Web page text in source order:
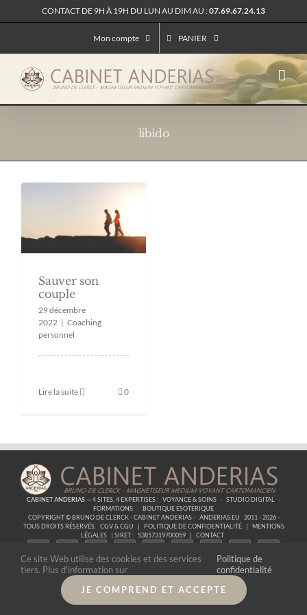
au
CONTACT DE 9H À 19H DU LUN AU DIM AU :07.69.67.24.13
Mon compte PANIER
libido
Sauver son
couple
29 décembre
2022 | Coaching
personnel
Lire la suite 0
CABINET ANDERIAS— 4 SITES, 4 EXPERTISES : VOYANCE & SOINS · STUDIO DIGITAL
·
FORMATIONS · BOUTIQUE ÉSOTÉRIQUE
COPYRIGHT © BRUNO DE CLERCK - CABINET ANDERIAS - ANDERIAS.EU
2011 - 2026 -
TOUS DROITS RÉSERVÉS.
CGV & CGU | POLITIQUE DE CONFIDENTIALITÉ |
MENTIONS
LÉGALES
| SIRET : 53857319700059 | CONTACT
Ce site Web utilise des cookies et des services
tiers. Plus d'information sur
Politique de
confidentialité
JE COMPREND ET ACCEPTE